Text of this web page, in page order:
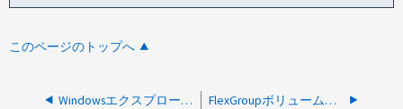
このページのトップへ
Windowsエクスプローラでファイルを削除した後にファイルが再表示される FlexGroupボリュームへの書き込み時にファイルのmtimeとctimeタイムスタンプの順序がずれています